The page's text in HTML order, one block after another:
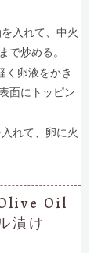
入れて、中火
で炒める。
く卵液をかき
面にトッピン
れて、卵に火
Oil
漬け